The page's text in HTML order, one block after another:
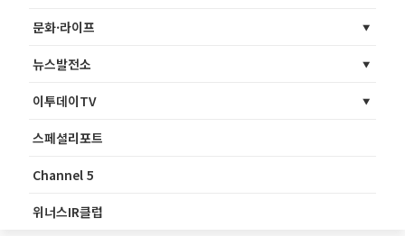
문화·라이프
뉴스발전소
이투데이TV
스페셜리포트
Channel 5
위너스IR클럽